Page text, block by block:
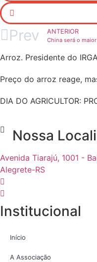
Prev ANTERIOR
Arroz. Presidente do
Preço do arroz reage,
DIA DO AGRICULTOR:
Nossa
Avenida Tiarajú, 1001 -
Alegrete-RS
Institucional
Início
A Associação